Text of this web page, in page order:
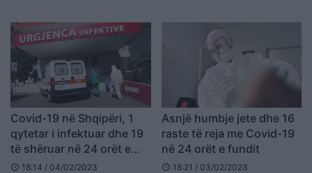
Covid-19 në Shqipëri, 1
qytetar i infektuar dhe 19
të shëruar në 24 orët e
fundit
schedule 18:14 / 04/02/2023
Asnjë humbje jete dhe 16
raste të reja me Covid-19
në 24 orët e fundit
schedule 18:21 / 03/02/2023